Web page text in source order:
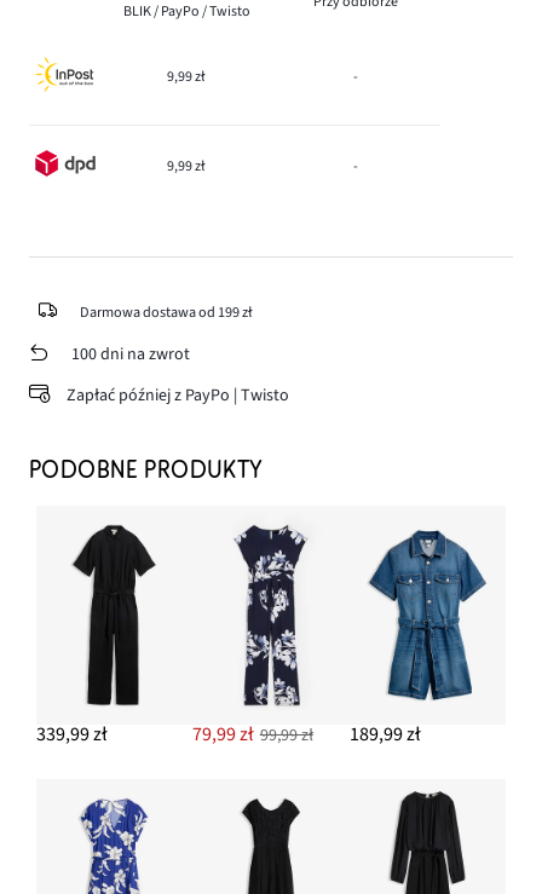
BLIK / PayPo / Twisto
9,99 zł -
9,99 zł -
Darmowa dostawa od 199 zł
100 dni na zwrot
Zapłać później z PayPo | Twisto
PODOBNE PRODUKTY
339,99 zł 79,99 zł 99,99 zł 189,99 zł